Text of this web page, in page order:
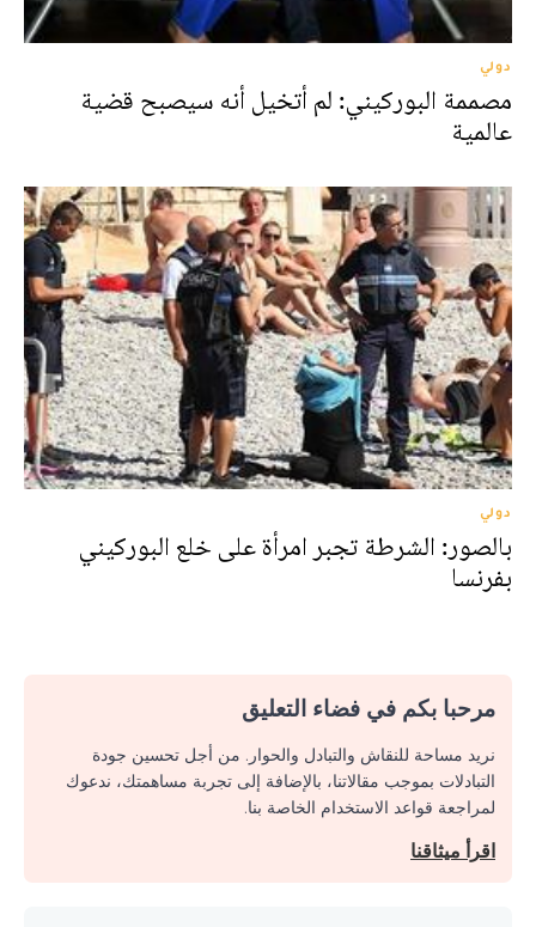
دولي
مصممة البوركيني: لم أتخيل أنه سيصبح قضية
عالمية
دولي
بالصور: الشرطة تجبر امرأة على خلع البوركيني
بفرنسا
مرحبا بكم في فضاء التعليق
نريد مساحة للنقاش والتبادل والحوار. من أجل تحسين جودة
التبادلات بموجب مقالاتنا، بالإضافة إلى تجربة مساهمتك، ندعوك
لمراجعة قواعد الاستخدام الخاصة بنا.
اقرأ ميثاقنا